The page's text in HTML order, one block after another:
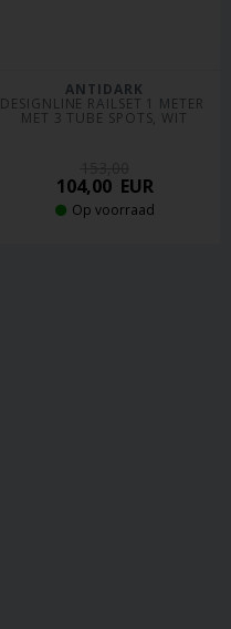
ANTIDARK
DESIGNLINE RAILSET 1 METER
MET 3 TUBE SPOTS, WIT
104,00EUR
Op voorraad